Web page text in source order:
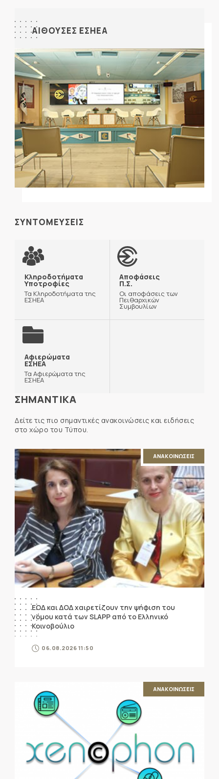
ΑΙΘΟΥΣΕΣ ΕΣΗΕΑ
ΣΥΝΤΟΜΕΥΣΕΙΣ
Κληροδοτήματα
Υποτροφίες
Τα Κληροδοτήματα της
ΕΣΗΕΑ
Αποφάσεις
Π.Σ.
Οι αποφάσεις των
Πειθαρχικών
Συμβουλίων
Αφιερώματα
ΕΣΗΕΑ
Τα Αφιερώματα της
ΕΣΗΕΑ
ΣΗΜΑΝΤΙΚΑ
Δείτε τις πιο σημαντικές ανακοινώσεις και ειδήσεις
στο χώρο του Τύπου.
ΑΝΑΚΟΙΝΩΣΕΙΣ
ΕΟΔ και ΔΟΔ χαιρετίζουν την ψήφιση του
νόμου κατά των SLAPP από το Ελληνικό
Κοινοβούλιο
06.08.2026 11:50
ΑΝΑΚΟΙΝΩΣΕΙΣ